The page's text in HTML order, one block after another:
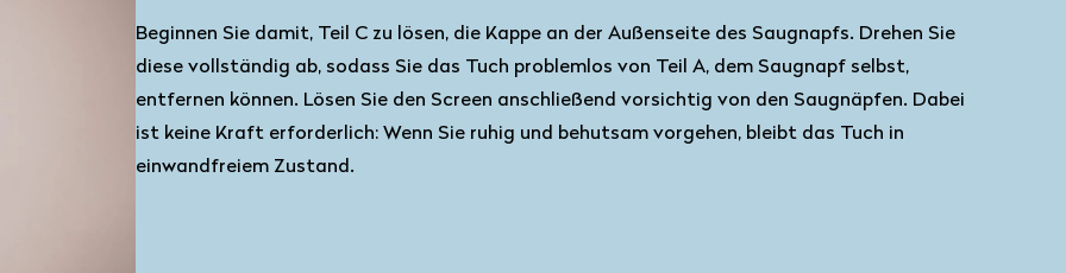
Beginnen Sie damit, Teil C zu lösen, die Kappe an der Außenseite des Saugnapfs. Drehen Sie
diese vollständig ab, sodass Sie das Tuch problemlos von Teil A, dem Saugnapf selbst,
entfernen können. Lösen Sie den Screen anschließend vorsichtig von den Saugnäpfen. Dabei
ist keine Kraft erforderlich: Wenn Sie ruhig und behutsam vorgehen, bleibt das Tuch in
einwandfreiem Zustand.